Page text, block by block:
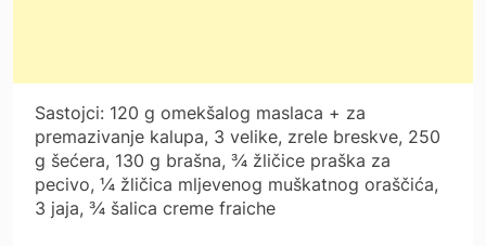
Sastojci: 120 g omekšalog maslaca + za
premazivanje kalupa, 3 velike, zrele breskve, 250
g šećera, 130 g brašna, ¾ žličice praška za
pecivo, ¼ žličica mljevenog muškatnog oraščića,
3 jaja, ¾ šalica creme fraiche